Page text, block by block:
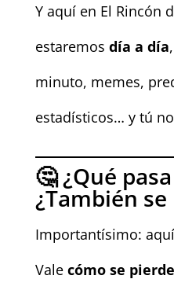
Y aquí en El Rincón
estaremos día a día
minuto, memes,
estadísticos… y tú
🤔 ¿Qué
¿También se
Importantísimo:
Vale cómo se pierde